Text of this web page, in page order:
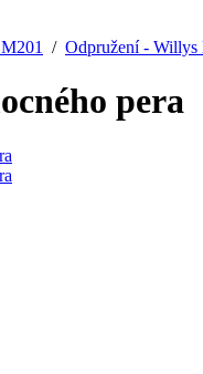
/ Odpružení -
pera